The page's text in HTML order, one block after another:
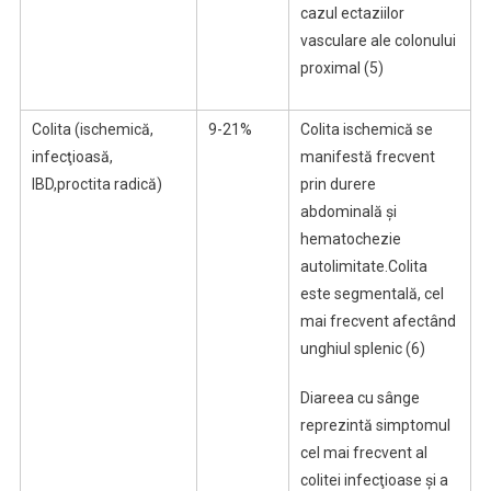
cazul ectaziilor
vasculare ale colonului
proximal (5)
Colita (ischemică,
infecţioasă,
IBD,proctita radică)
9-21%
Colita ischemică se
manifestă frecvent
prin durere
abdominală şi
hematochezie
autolimitate.Colita
este segmentală, cel
mai frecvent afectând
unghiul splenic (6)
Diareea cu sânge
reprezintă simptomul
cel mai frecvent al
colitei infecţioase şi a